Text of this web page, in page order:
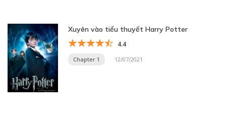
Xuyên vào tiểu thuyết Harry Potter
4.4
Chapter 1 12/07/2021